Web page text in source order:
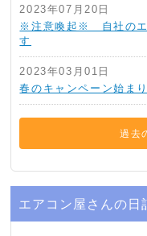
2023年07月20日
※注意喚起※ 自社のエ
す
2023年03月01日
春のキャンペーン始ま
過去
エアコン屋さんの日